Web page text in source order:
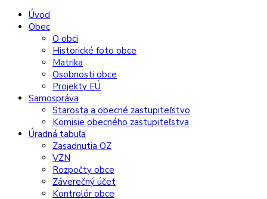
Preskočiť
Preskočiť
Preskočiť
Preskočiť
Úvod
Obec
O obci
Historické foto obce
Matrika
Osobnosti obce
Projekty EÚ
Samospráva
Starosta a obecné zastupiteľstvo
Komisie obecného zastupiteľstva
Úradná tabuľa
Zasadnutia OZ
VZN
Rozpočty obce
Záverečný účet
Kontrolór obce